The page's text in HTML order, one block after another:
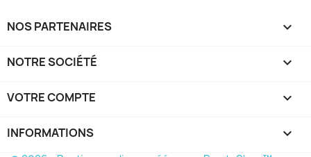
NOS PARTENAIRES 
NOTRE SOCIÉTÉ 
VOTRE COMPTE 
INFORMATIONS keyboard_arrow_down